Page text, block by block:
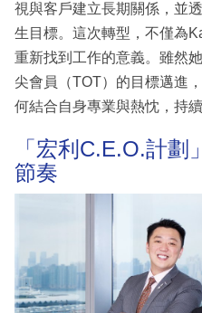
視與客戶建立長期關係，並
生目標。這次轉型，不僅為
重新找到工作的意義。雖然
尖會員（TOT）的目標邁進
何結合自身專業與熱忱，持
「宏利C.E.O.計
節奏